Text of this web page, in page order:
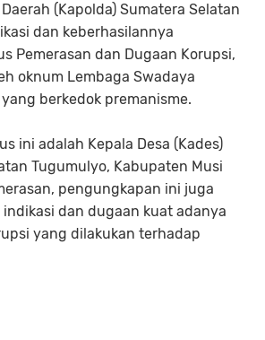
(Kapolda) Sumatera Selatan
dan keberhasilannya
Pemerasan dan Dugaan Korupsi,
oknum Lembaga Swadaya
yang berkedok premanisme.
ini adalah Kepala Desa (Kades)
Tugumulyo, Kabupaten Musi
pengungkapan ini juga
dan dugaan kuat adanya
yang dilakukan terhadap